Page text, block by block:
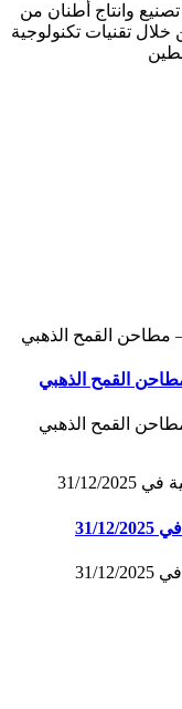
وانتاج أطنان من
خلال تقنيات تكنولوجية
القمح الذهبي
القمح الذهبي